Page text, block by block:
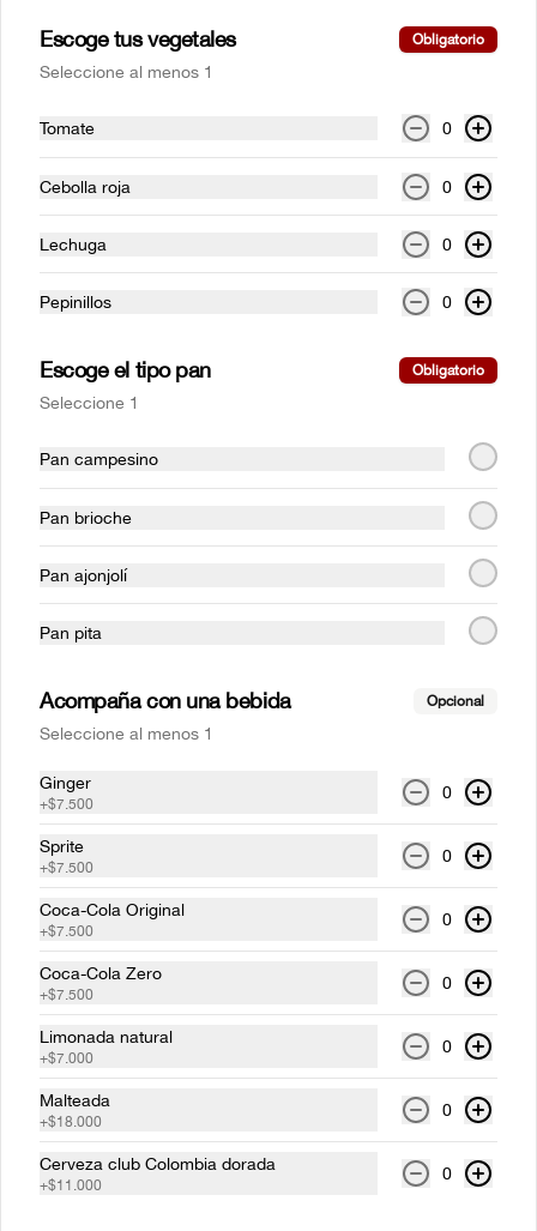
Pechuga a la plancha
Salmón a la plancha
Filete de salmón a la plancha con salsa
teriyaki. Con cualquiera de nuestros
Parrilla
Costillas mundiales 1/4 rack
Costilla de cerdo BBQ  a la parrilla (Corte
$46.000
Costillas mundiales Full rack
St. Louis), acompañado de papas
Costillas mundiales Medio
Costilla de cerdo BBQ  a la parrilla (Corte
Escoge tus vegetales Obligatorio
Seleccione al menos 1
Tomate 0
Cebolla roja 0
Lechuga 0
Pepinillos 0
Escoge el tipo pan Obligatorio
Seleccione 1
Pan campesino
Pan brioche
Pan ajonjolí
Pan pita
Acompaña con una bebida Opcional
Seleccione al menos 1
Ginger
+$7.500
0
Sprite
+$7.500
0
Coca-Cola Original
+$7.500
0
Coca-Cola Zero
+$7.500
0
Limonada natural
+$7.000
0
Malteada
+$18.000
0
Cerveza club Colombia dorada
+$11.000
0